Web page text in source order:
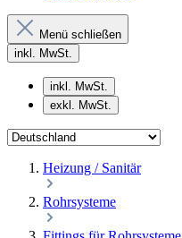
Menü schließen
inkl. MwSt.
inkl. MwSt.
exkl. MwSt.
Heizung / Sanitär
Rohrsysteme